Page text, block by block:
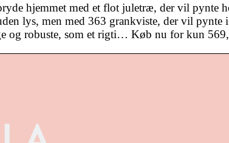
hjemmet med et flot juletræ, der vil pynte
lys, men med 363 grankviste, der vil pynte i
og robuste, som et rigti… Køb nu for kun